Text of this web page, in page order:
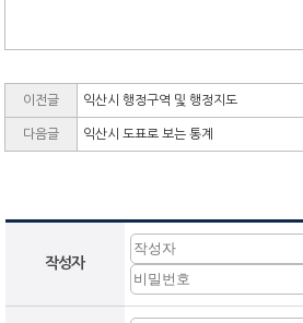
이전글 익산시 행정구역 및 행정지도
다음글 익산시 도표로 보는 통계
작성자